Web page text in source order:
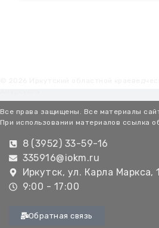
Все права защищены. Все материалы
При использовании материалов ссылка
8 (3952) 33-59-16
335916@iokm.ru
Иркутск, ул. Карла Маркса,
9:00 - 17:00
Обратная связь